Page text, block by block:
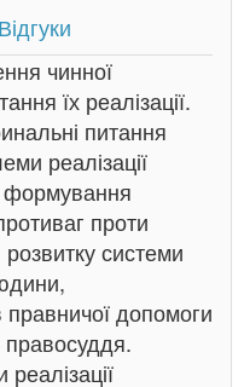
Відгуки
чинної
їх реалізації.
питання
реалізації
формування
проти
системи
правничої допомоги
правосуддя.